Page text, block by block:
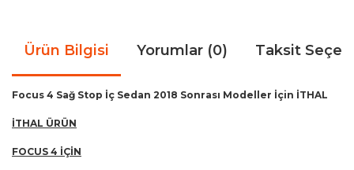
Ürün Bilgisi Yorumlar (0) Taksit
Focus 4 Sağ Stop İç Sedan 2018 Sonrası Modeller İçin İTHAL
İTHAL ÜRÜN
FOCUS 4 İÇİN